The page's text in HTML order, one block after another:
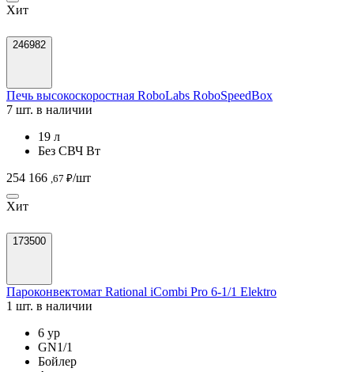
Хит
246982
Печь высокоскоростная RoboLabs RoboSpeedBox
7 шт. в наличии
19 л
Без СВЧ Вт
254 166 ,67 ₽/шт
Хит
173500
Пароконвектомат Rational iCombi Pro 6-1/1 Elektro
1 шт. в наличии
6 ур
GN1/1
Бойлер